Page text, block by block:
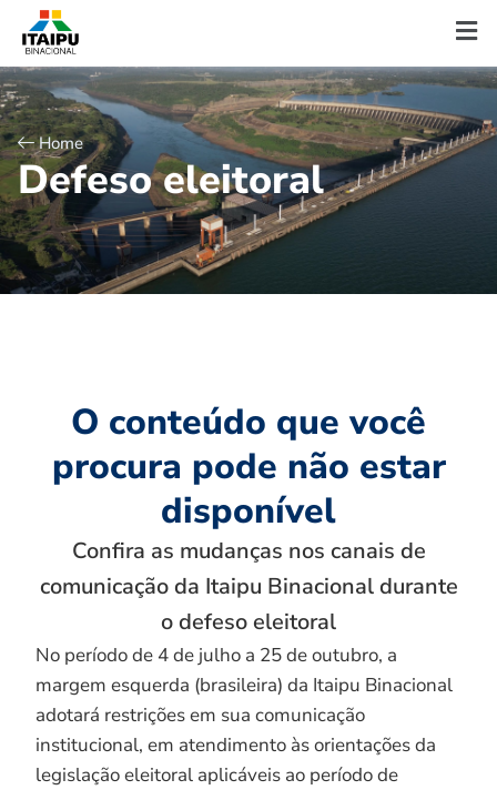
Home
Defeso eleitoral
O conteúdo que você
procura pode não estar
disponível
Confira as mudanças nos canais de
comunicação da Itaipu Binacional durante
o defeso eleitoral
No período de 4 de julho a 25 de outubro, a
margem esquerda (brasileira) da Itaipu Binacional
adotará restrições em sua comunicação
institucional, em atendimento às orientações da
legislação eleitoral aplicáveis ao período de